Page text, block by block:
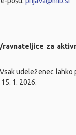
za
udeleženec lahko
1. 2026.